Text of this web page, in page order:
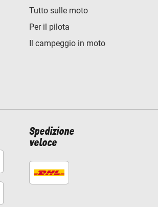
Tutto sulle moto
Per il pilota
Il campeggio in moto
Spedizione
veloce